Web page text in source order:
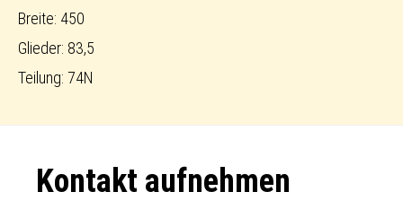
Breite: 450
Glieder: 83,5
Teilung: 74N
Footer
Kontakt aufnehmen